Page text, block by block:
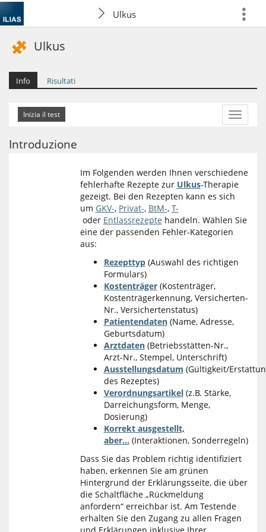
Ulkus
more
Ulkus
Info Risultati
More
Actions
Introduzione
Im Folgenden werden Ihnen verschiedene
fehlerhafte Rezepte zur Ulkus-Therapie
gezeigt. Bei den Rezepten kann es sich
um GKV-, Privat-, BtM-, T-
oder Entlassrezepte handeln. Wählen Sie
eine der passenden Fehler-Kategorien
aus:
Rezepttyp(Auswahl des richtigen
Formulars)
Kostenträger(Kostenträger,
Kostenträgerkennung, Versicherten-
Nr., Versichertenstatus)
Patientendaten(Name, Adresse,
Geburtsdatum)
Arztdaten(Betriebsstätten-Nr.,
Arzt-Nr., Stempel, Unterschrift)
Ausstellungsdatum (Gültigkeit/
des Rezeptes)
Verordnungsartikel(z.B. Stärke,
Darreichungsform, Menge,
Dosierung)
Korrekt ausgestellt,
aber... (Interaktionen, Sonderregeln)
Dass Sie das Problem richtig identifiziert
haben, erkennen Sie am grünen
Hintergrund der Erklärungsseite, die über
die Schaltfläche „Rückmeldung
anfordern“ erreichbar ist. Am Testende
erhalten Sie den Zugang zu allen Fragen